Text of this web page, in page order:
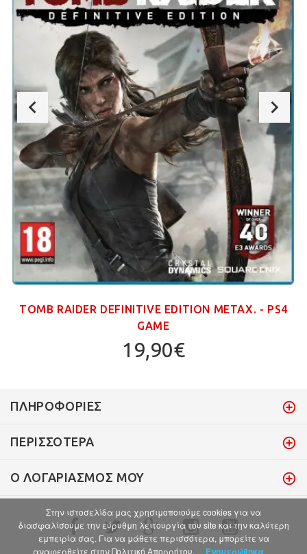
TOMB RAIDER DEFINITIVE EDITION ΜΕΤΑΧ. - PS4
GAME
19,90€
ΠΛΗΡΟΦΟΡΊΕΣ
ΠΕΡΙΣΣΌΤΕΡΑ
Ο ΛΟΓΑΡΙΑΣΜΌΣ ΜΟΥ
Στην ιστοσελίδα μας χρησιμοποιούμε cookies για να
διασφαλίσουμε την εύρυθμη λειτουργία του site και την καλύτερη
εμπειρία σας. Για να μάθετε περισσότερα, μπορείτε να
αναφερθείτε στην Πολιτική Απορρήτου.
Ενημερώθηκα